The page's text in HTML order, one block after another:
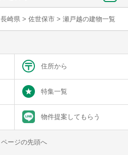
長崎県 > 佐世保市 > 瀬戸越の建物一覧
住所から
特集一覧
物件提案してもらう
ページの先頭へ